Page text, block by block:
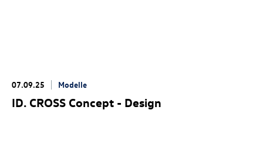
07.09.25 Modelle
ID. CROSS Concept - Design